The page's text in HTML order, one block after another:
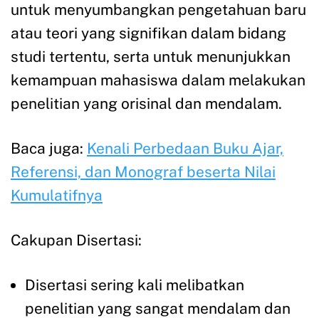
untuk menyumbangkan pengetahuan baru
atau teori yang signifikan dalam bidang
studi tertentu, serta untuk menunjukkan
kemampuan mahasiswa dalam melakukan
penelitian yang orisinal dan mendalam.
Baca juga: Kenali Perbedaan Buku Ajar,
Referensi, dan Monograf beserta Nilai
Kumulatifnya
Cakupan Disertasi:
Disertasi sering kali melibatkan
penelitian yang sangat mendalam dan